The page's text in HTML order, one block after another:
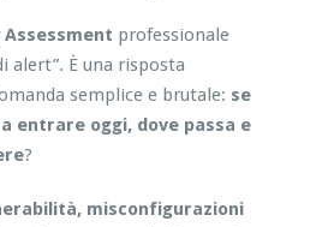
professionale
alert”. È una risposta
semplice e brutale: se
entrare oggi, dove passa e
?
misconfigurazioni